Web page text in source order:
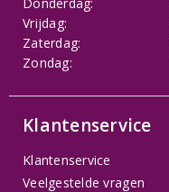
Vrijdag:
Zaterdag:
Zondag:
Klantenservice
Klantenservice
Veelgestelde vragen